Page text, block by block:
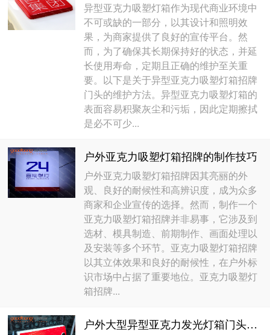
异型亚克力吸塑灯箱作为现代商业环境中
不可或缺的一部分，以其设计和照明效
果，为商家提供了良好的宣传平台。然
而，为了确保其长期保持好的状态，并延
长使用寿命，定期且正确的维护至关重
要。以下是关于异型亚克力吸塑灯箱招牌
门头的维护方法。异型亚克力吸塑灯箱的
表面容易积聚灰尘和污垢，因此定期擦拭
是必不可少...
户外亚克力吸塑灯箱招牌的制作技巧
户外亚克力吸塑灯箱招牌因其亮丽的外
观、良好的耐候性和高辨识度，成为众多
商家和企业宣传的选择。然而，制作一个
亚克力吸塑灯箱招牌并非易事，它涉及到
选材、模具制造、前期制作、画面处理以
及安装等多个环节。亚克力吸塑灯箱招牌
以其立体效果和良好的耐候性，在户外标
识市场中占据了重要地位。亚克力吸塑灯
箱招牌...
户外大型异型亚克力发光灯箱门头的制作